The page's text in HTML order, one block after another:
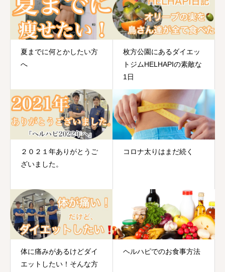
夏までに何とかしたい方
へ
枚方公園にあるダイエッ
トジムHELHAPIの素敵な
1日
２０２１年ありがとうご
ざいました。
コロナ太りはまだ続く
体に痛みがあるけどダイ
エットしたい！そんな方
ヘルハピでのお食事方法